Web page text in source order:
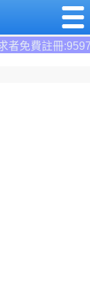
借錢網。全台